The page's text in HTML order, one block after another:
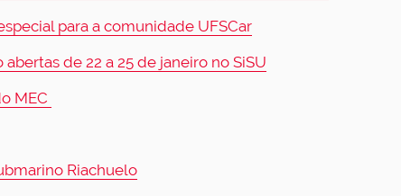
para a comunidade UFSCar
de 22 a 25 de janeiro no SiSU
MEC
Riachuelo